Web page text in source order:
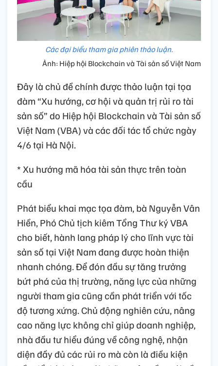
Các đại biểu tham gia phiên thảo luận.
Ảnh: Hiệp hội Blockchain và Tài sản số Việt Nam
Đây là chủ đề chính được thảo luận tại tọa
đàm “Xu hướng, cơ hội và quản trị rủi ro tài
sản số” do Hiệp hội Blockchain và Tài sản số
Việt Nam (VBA) và các đối tác tổ chức ngày
4/6 tại Hà Nội.
* Xu hướng mã hóa tài sản thực trên toàn
cầu
Phát biểu khai mạc tọa đàm, bà Nguyễn Vân
Hiền, Phó Chủ tịch kiêm Tổng Thư ký VBA
cho biết, hành lang pháp lý cho lĩnh vực tài
sản số tại Việt Nam đang được hoàn thiện
nhanh chóng. Để đón đầu sự tăng trưởng
bứt phá của thị trường, năng lực của những
người tham gia cũng cần phát triển với tốc
độ tương xứng. Chủ động nghiên cứu, nâng
cao năng lực không chỉ giúp doanh nghiệp,
nhà đầu tư hiểu đúng về công nghệ, nhận
diện đầy đủ các rủi ro mà còn là điều kiện